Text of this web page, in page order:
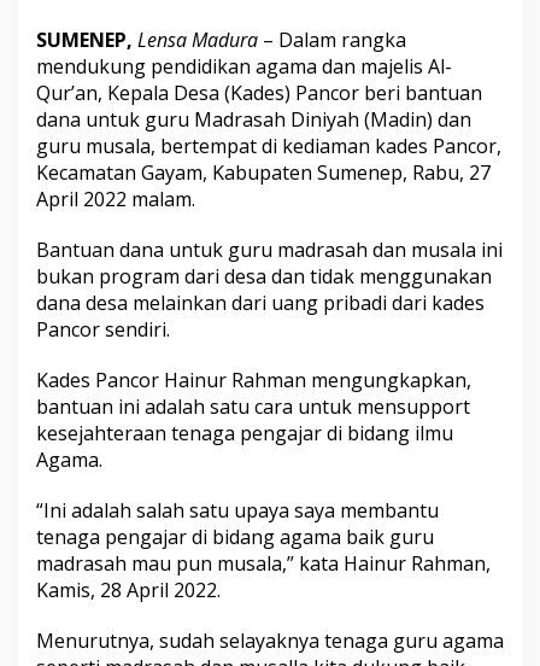
r
B
a
n
t
u
u
r
M
a
i
a
n
u
l
a
SUMENEP, Lensa Madura – Dalam rangka
mendukung pendidikan agama dan majelis Al-
Qur’an, Kepala Desa (Kades) Pancor beri bantuan
dana untuk guru Madrasah Diniyah (Madin) dan
guru musala, bertempat di kediaman kades Pancor,
Kecamatan Gayam, Kabupaten Sumenep, Rabu, 27
April 2022 malam.
Bantuan dana untuk guru madrasah dan musala ini
bukan program dari desa dan tidak menggunakan
dana desa melainkan dari uang pribadi dari kades
Pancor sendiri.
Kades Pancor Hainur Rahman mengungkapkan,
bantuan ini adalah satu cara untuk mensupport
kesejahteraan tenaga pengajar di bidang ilmu
Agama.
“Ini adalah salah satu upaya saya membantu
tenaga pengajar di bidang agama baik guru
madrasah mau pun musala,” kata Hainur Rahman,
Kamis, 28 April 2022.
Menurutnya, sudah selayaknya tenaga guru agama